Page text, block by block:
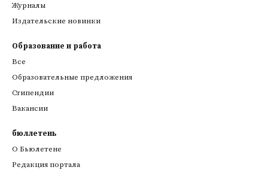
Журналы
Издательские новинки
Образование и работа
Все
Образовательные предложения
Стипендии
Вакансии
бюллетень
О Бьюлетене
Редакция портала